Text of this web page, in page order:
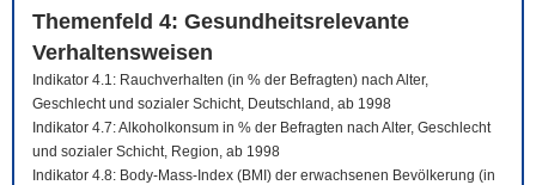
Themenfeld 4: Gesundheitsrelevante
Verhaltensweisen
Indikator 4.1: Rauchverhalten (in % der Befragten) nach Alter,
Geschlecht und sozialer Schicht, Deutschland, ab 1998
Indikator 4.7: Alkoholkonsum in % der Befragten nach Alter, Geschlecht
und sozialer Schicht, Region, ab 1998
Indikator 4.8: Body-Mass-Index (BMI) der erwachsenen Bevölkerung (in